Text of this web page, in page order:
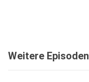
Weitere Episoden